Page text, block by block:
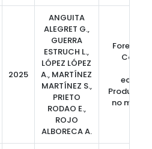
2025
ANGUITA
ALEGRET G.,
GUERRA
ESTRUCH L.,
LÓPEZ LÓPEZ
A., MARTÍNEZ
MARTÍNEZ S.,
PRIETO
RODAO E.,
ROJO
ALBORECA A.
Forest
no